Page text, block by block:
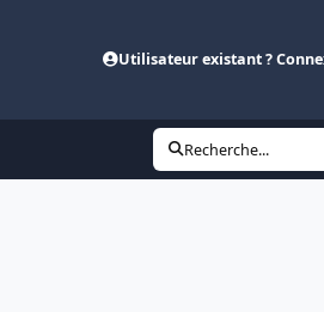
Utilisateur existant ?
Recherche...